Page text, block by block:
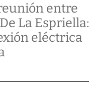
entre
La Espriella:
eléctrica